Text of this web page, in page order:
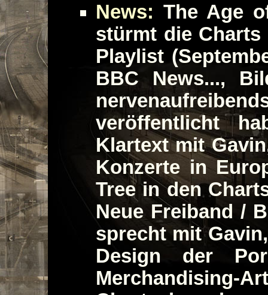
News: The Age
stürmt die Charts
Playlist
BBC News...,
veröffentlicht
Klartext mit
Konzerte in
Tree in den
Neue Freiband /
sprecht mit
Design der